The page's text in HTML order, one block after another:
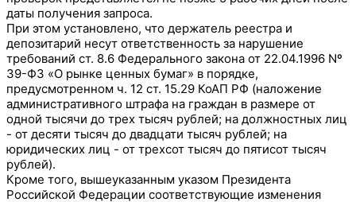
даты получения запроса.
При этом установлено, что держатель реестра и
депозитарий несут ответственность за нарушение
требований ст. 8.6 Федерального закона от 22.04.1996 Nº
39-ФЗ «О рынке ценных бумаг» в порядке,
предусмотренном ч. 12 ст. 15.29 КоАП РФ (наложение
административного штрафа на граждан в размере от
одной тысячи до трех тысяч рублей; на должностных лиц
- от десяти тысяч до двадцати тысяч рублей; на
юридических лиц - от трехсот тысяч до пятисот тысяч
рублей).
Кроме того, вышеуказанным указом Президента
Российской Федерации соответствующие изменения